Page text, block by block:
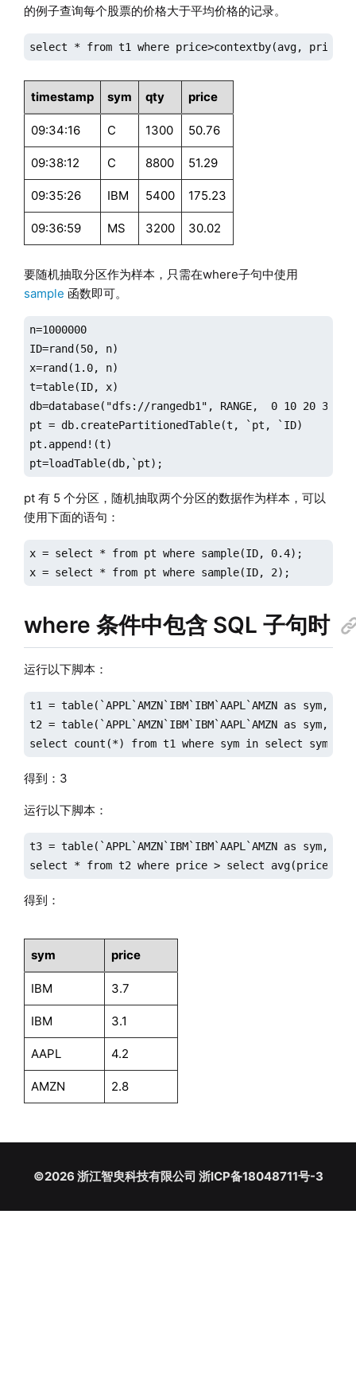
的例子查询每个股票的价格大于平均价格的记录。
select * from t1 where price>contextby(avg, price,
timestamp sym qty price
09:34:16 C 1300 50.76
09:38:12 C 8800 51.29
09:35:26 IBM 5400 175.23
09:36:59 MS 3200 30.02
要随机抽取分区作为样本，只需在where子句中使用
sample 函数即可。
n=1000000
ID=rand(50, n)
x=rand(1.0, n)
t=table(ID, x)
db=database("dfs://rangedb1", RANGE,  0 10 20 30
pt = db.createPartitionedTable(t, `pt, `ID)
pt.append!(t)
pt=loadTable(db,`pt);
pt 有 5 个分区，随机抽取两个分区的数据作为样本，可以
使用下面的语句：
x = select * from pt where sample(ID, 0.4);
x = select * from pt where sample(ID, 2);
where 条件中包含 SQL 子句时
运行以下脚本：
t1 = table(`APPL`AMZN`IBM`IBM`AAPL`AMZN as sym,
t2 = table(`APPL`AMZN`IBM`IBM`AAPL`AMZN as
select count(*) from t1 where sym in select sym
得到：3
运行以下脚本：
t3 = table(`APPL`AMZN`IBM`IBM`AAPL`AMZN as
select * from t2 where price > select avg(price)
得到：
sym price
IBM 3.7
IBM 3.1
AAPL 4.2
AMZN 2.8
©2026 浙江智臾科技有限公司 浙ICP备18048711号-3